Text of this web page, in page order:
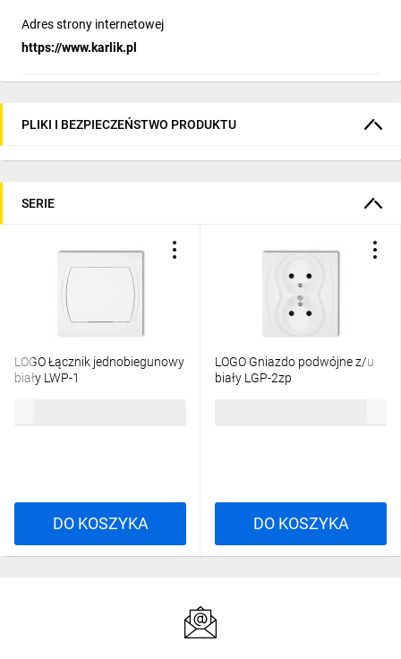
Adres strony internetowej
https://www.karlik.pl
PLIKI I BEZPIECZEŃSTWO PRODUKTU
SERIE
LOGO Łącznik jednobiegunowy
biały LWP-1
DO KOSZYKA
LOGO Gniazdo podwójne z/u
biały LGP-2zp
DO KOSZYKA